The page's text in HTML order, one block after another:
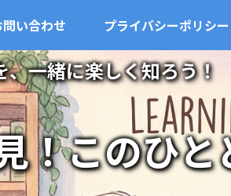
一緒に楽しく知ろう！
！このひ
問い合わせ プライバシーポリシー